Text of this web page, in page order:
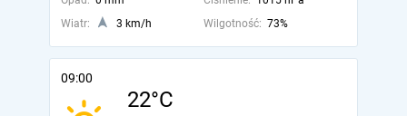
Wiatr:
3 km/h Wilgotność: 73%
09:00
22°C